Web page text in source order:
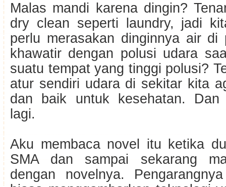
Malas mandi karena dingin?
dry clean seperti laundry, jadi
perlu merasakan dinginnya air di
khawatir dengan polusi udara
suatu tempat yang tinggi polusi?
atur sendiri udara di sekitar kita
dan baik untuk kesehatan. Dan
lagi.
Aku membaca novel itu ketika
SMA dan sampai sekarang
dengan novelnya.